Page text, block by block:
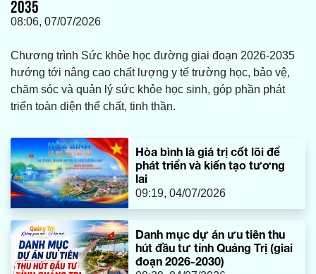
2035
08:06, 07/07/2026
Chương trình Sức khỏe học đường giai đoạn 2026-2035
hướng tới nâng cao chất lượng y tế trường học, bảo vệ,
chăm sóc và quản lý sức khỏe học sinh, góp phần phát
triển toàn diện thể chất, tinh thần.
Hòa bình là giá trị cốt lõi để
phát triển và kiến tạo tương
lai
09:19, 04/07/2026
Danh mục dự án ưu tiên thu
hút đầu tư tỉnh Quảng Trị (giai
đoạn 2026-2030)